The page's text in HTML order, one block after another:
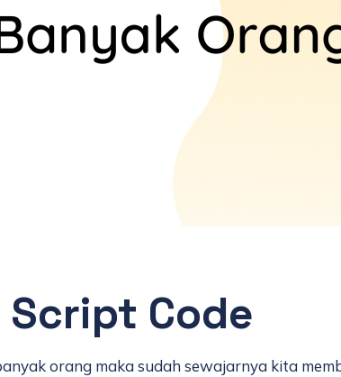
Code
orang maka sudah sewajarnya kita